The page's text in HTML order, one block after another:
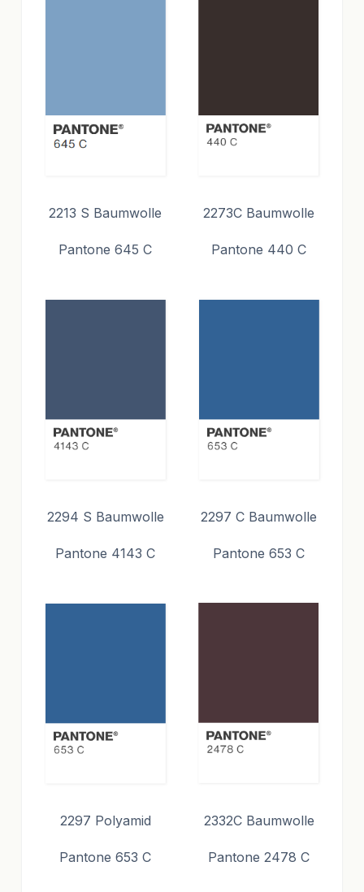
2213 S Baumwolle
Pantone 645 C
2273C Baumwolle
Pantone 440 C
2294 S Baumwolle
Pantone 4143 C
2297 C Baumwolle
Pantone 653 C
2297 Polyamid
Pantone 653 C
2332C Baumwolle
Pantone 2478 C